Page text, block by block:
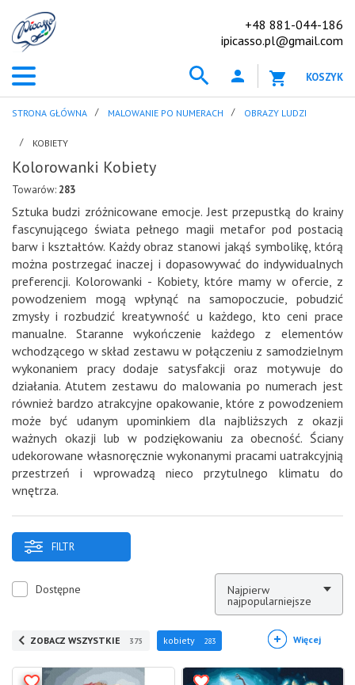
+48 881-044-186
ipicasso.pl@gmail.com
KOSZYK
STRONA GŁÓWNA MALOWANIE PO NUMERACH OBRAZY LUDZI
KOBIETY
Towarów: 283
Kolorowanki Kobiety
Sztuka budzi zróżnicowane emocje. Jest przepustką do krainy
fascynującego świata pełnego magii metafor pod postacią
barw i kształtów. Każdy obraz stanowi jakąś symbolikę, którą
można postrzegać inaczej i dopasowywać do indywidualnych
preferencji. Kolorowanki - Kobiety, które mamy w ofercie, z
powodzeniem mogą wpłynąć na samopoczucie, pobudzić
zmysły i rozbudzić kreatywność u każdego, kto ceni prace
manualne. Staranne wykończenie każdego z elementów
wchodzącego w skład zestawu w połączeniu z samodzielnym
wykonaniem pracy dodaje satysfakcji oraz motywuje do
działania. Atutem zestawu do malowania po numerach jest
również bardzo atrakcyjne opakowanie, które z powodzeniem
może być udanym upominkiem dla najbliższych z okazji
ważnych okazji lub w podziękowaniu za obecność. Ściany
udekorowane własnoręcznie wykonanymi pracami uatrakcyjnią
przestrzeń i wprowadzą nieco przytulnego klimatu do
wnętrza.
FILTR
Dostępne Najpierw
najpopularniejsze
ZOBACZ WSZYSTKIE 375 Więcej
kobiety 283